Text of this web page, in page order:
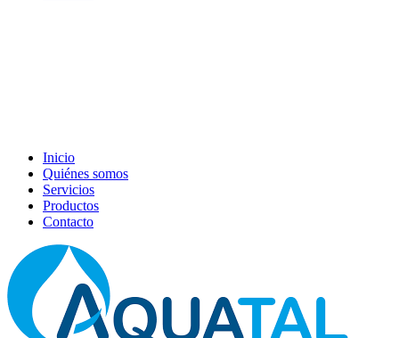
Inicio
Quiénes somos
Servicios
Productos
Contacto